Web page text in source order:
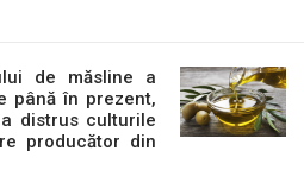
de măsline a
până în prezent,
distrus culturile
producător din